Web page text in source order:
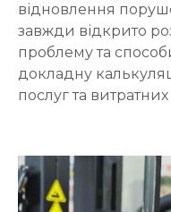
відновлення
завжди відкрито
проблему та
докладну
послуг та витратних